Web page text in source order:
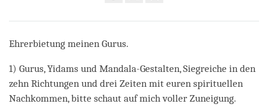
on
Ehrerbietung meinen Gurus.
1) Gurus, Yidams und Mandala-Gestalten, Siegreiche in den
zehn Richtungen und drei Zeiten mit euren spirituellen
Nachkommen, bitte schaut auf mich voller Zuneigung.